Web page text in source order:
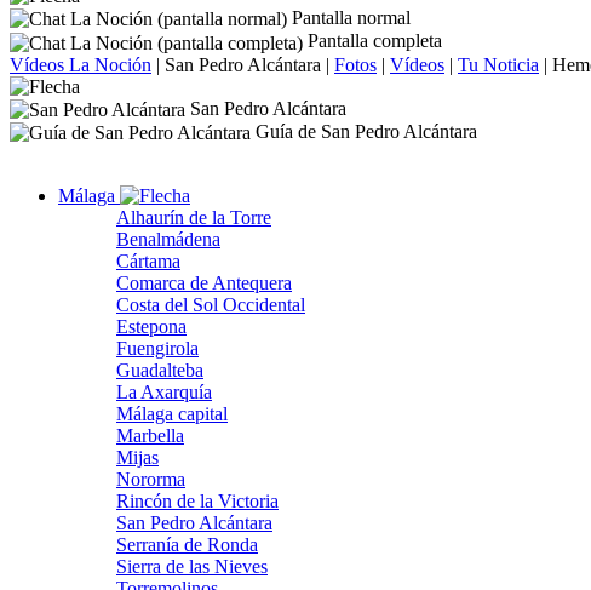
Pantalla normal
Pantalla completa
Vídeos La Noción | San Pedro Alcántara | Fotos | Vídeos | Tu Noticia |
San Pedro Alcántara
Guía de San Pedro Alcántara
Málaga
Alhaurín de la Torre
Benalmádena
Cártama
Comarca de Antequera
Costa del Sol Occidental
Estepona
Fuengirola
Guadalteba
La Axarquía
Málaga capital
Marbella
Mijas
Nororma
Rincón de la Victoria
San Pedro Alcántara
Serranía de Ronda
Sierra de las Nieves